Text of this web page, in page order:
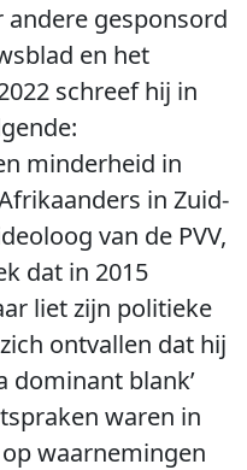
andere gesponsord
en het
schreef hij in
minderheid in
in Zuid-
van de PVV,
dat in 2015
liet zijn politieke
ontvallen dat hij
dominant blank’
waren in
waarnemingen